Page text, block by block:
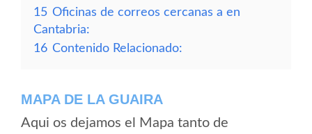
15 Oficinas de correos cercanas a en
Cantabria:
16 Contenido Relacionado:
MAPA DE LA GUAIRA
Aqui os dejamos el Mapa tanto de